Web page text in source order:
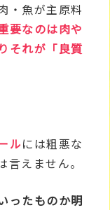
・魚が主原料
要なのは肉や
それが「良質
ルには粗悪な
えません。
ったものか明